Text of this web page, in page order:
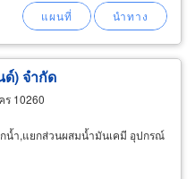
) จำกัด
ร 10260
น้ำ,แยกส่วนผสมน้ำมันเคมี อุปกรณ์